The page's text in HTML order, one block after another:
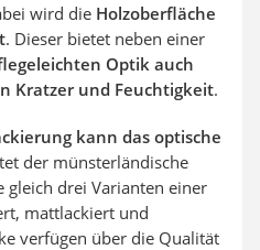
wird die Holzoberfläche
. Dieser bietet neben einer
Optik auch
Kratzer und Feuchtigkeit.
kann das optische
der münsterländische
gleich drei Varianten einer
mattlackiert und
verfügen über die Qualität